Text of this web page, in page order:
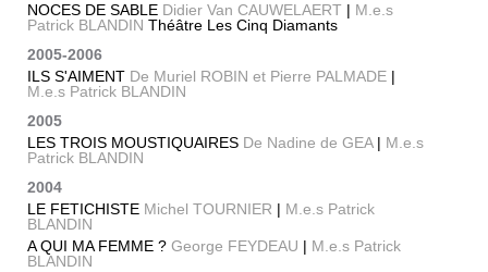
NOCES DE SABLE Didier Van CAUWELAERT | M.e.s
Patrick BLANDIN Théâtre Les Cinq Diamants
2005-2006
ILS S'AIMENT De Muriel ROBIN et Pierre PALMADE |
M.e.s Patrick BLANDIN
2005
LES TROIS MOUSTIQUAIRES De Nadine de GEA| M.e.s
Patrick BLANDIN
2004
LE FETICHISTE Michel TOURNIER | M.e.s Patrick
BLANDIN
A QUI MA FEMME ? George FEYDEAU | M.e.s Patrick
BLANDIN